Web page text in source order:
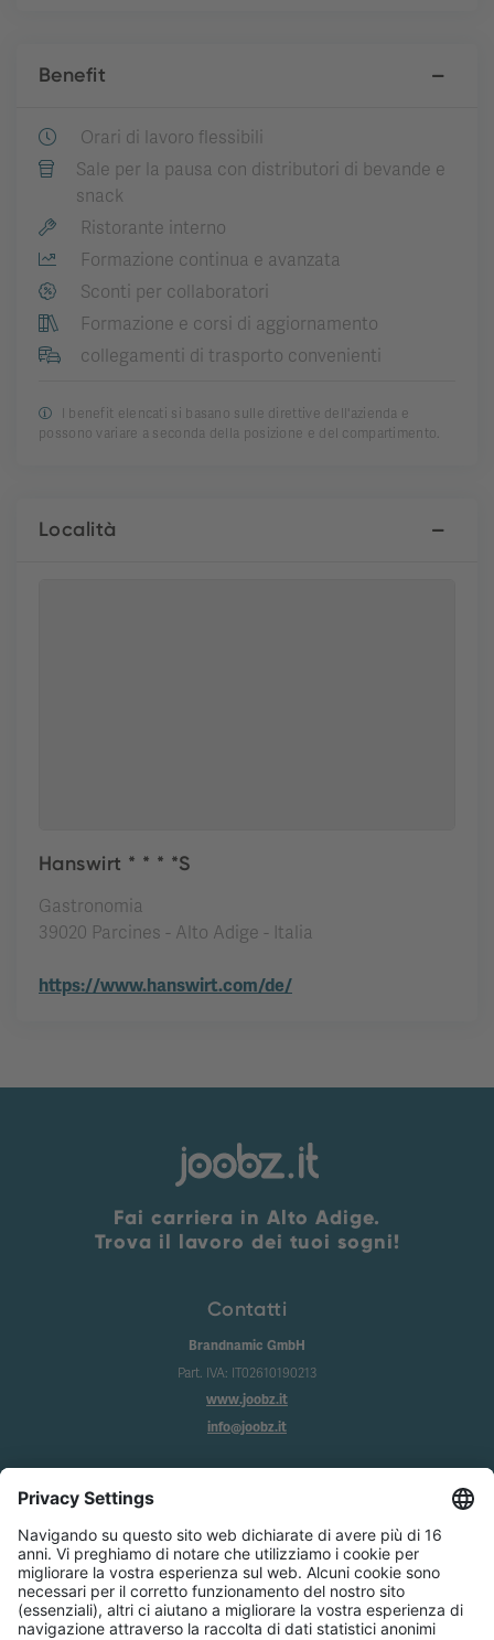
Benefit
Orari di lavoro flessibili
Sale per la pausa con distributori di bevande e
snack
Ristorante interno
Formazione continua e avanzata
Sconti per collaboratori
Formazione e corsi di aggiornamento
collegamenti di trasporto convenienti
I benefit elencati si basano sulle direttive dell'azienda e
possono variare a seconda della posizione e del compartimento.
Località
Hanswirt * * * *S
Gastronomia
39020 Parcines - Alto Adige - Italia
https://www.hanswirt.com/de/
Fai carriera in Alto Adige.
Trova il lavoro dei tuoi sogni!
Contatti
Brandnamic GmbH
Part. IVA: IT02610190213
www.joobz.it
info@joobz.it
Privacy
Condizioni generali
Impostazione dei cookie